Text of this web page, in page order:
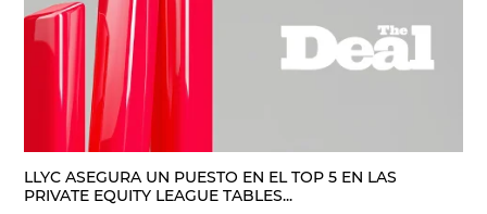
LLYC ASEGURA UN PUESTO EN EL TOP 5 EN LAS
PRIVATE EQUITY LEAGUE TABLES...